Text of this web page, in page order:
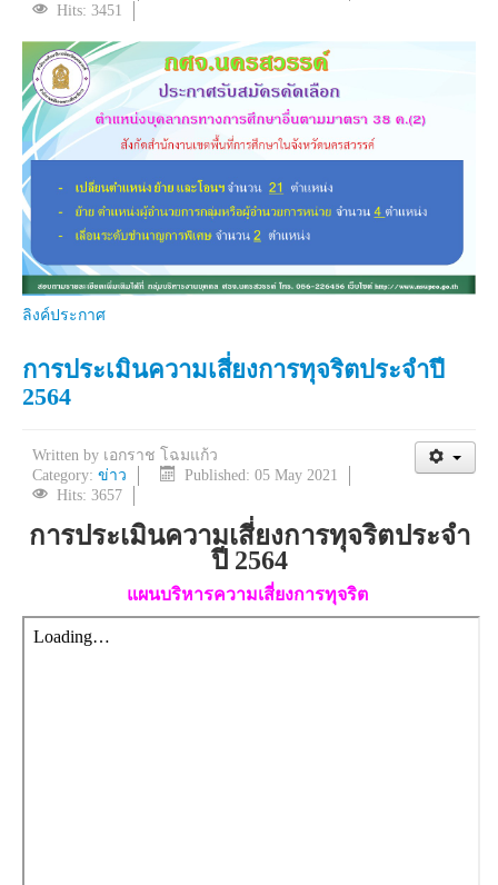
Hits: 3451
ลิงค์ประกาศ
การประเมินความเสี่ยงการทุจริตประจำปี
2564
Written by เอกราช โฉมแก้ว
Category: ข่าว
Published: 05 May 2021
Hits: 3657
การประเมินความเสี่ยงการทุจริตประจำ
ปี 2564
แผนบริหารความเสี่ยงการทุจริต